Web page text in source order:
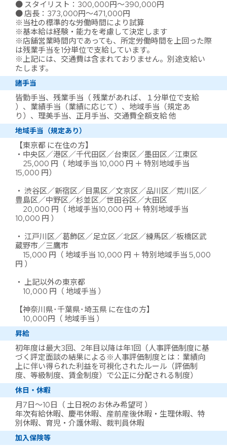
● スタイリスト：300,000円～390,000円
● 店長：373,000円～471,000円
※当社の標準的な労働時間により試算
※基本給は経験・能力を考慮して決定します
※店舗営業時間内であっても、所定労働時間を上回った際
は残業手当を1分単位で支給しています。
※上記には、交通費は含まれておりません。別途支給い
たします。
諸手当
皆勤手当、残業手当（ 残業があれば、１分単位で支給
）、業績手当（業績に応じて）、地域手当（規定あ
り）、理美手当、正月手当、交通費全額支給 他
地域手当（規定あり）
【東京都 に在住の方】
・中央区／港区／千代田区／台東区／墨田区／江東区
25,000 円（ 地域手当 10,000 円 ＋ 特別地域手当
15,000 円）
・ 渋谷区／新宿区／目黒区／文京区／品川区／荒川区／
豊島区／中野区／杉並区／世田谷区／大田区
20,000 円（ 地域手当10,000 円 ＋ 特別地域手当
10,000 円 ）
・ 江戸川区／葛飾区／足立区／北区／練馬区／板橋区武
蔵野市／三鷹市
15,000 円（ 地域手当 10,000 円 ＋ 特別地域手当 5,000
円 ）
・ 上記以外の東京都
10,000 円（ 地域手当 ）
【神奈川県･千葉県･埼玉県 に在住の方】
10,000円（ 地域手当 ）
昇給
初年度は最大3回、2年目以降は年1回（人事評価制度に基
づく評定面談の結果による※人事評価制度とは：業績向
上に伴い得られた利益を可視化されたルール（評価制
度、等級制度、賃金制度）で公正に分配される制度）
休日・休暇
月7日～10日（ 土日祝のお休み希望可 ）
年次有給休暇、慶弔休暇、産前産後休暇・生理休暇、特
別休暇、育児・介護休暇、裁判員休暇
加入保険等